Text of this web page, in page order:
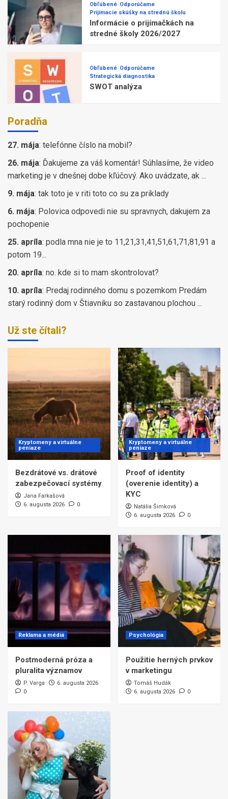
Obľúbené Odporúčame
Prijímacie skúšky na strednú školu
Informácie o prijímačkách na
stredné školy 2026/2027
Obľúbené Odporúčame
Strategická diagnostika
SWOT analýza
Poradňa
27. mája: telefónne číslo na mobil?
26. mája: Ďakujeme za váš komentár! Súhlasíme, že video
marketing je v dnešnej dobe kľúčový. Ako uvádzate, ak ...
9. mája: tak toto je v riti toto co su za priklady
6. mája: Polovica odpovedi nie su spravnych, dakujem za
pochopenie
25. apríla: podla mna nie je to 11,21,31,41,51,61,71,81,91 a
potom 19...
20. apríla: no. kde si to mam skontrolovat?
10. apríla: Predaj rodinného domu s pozemkom Predám
starý rodinný dom v Štiavniku so zastavanou plochou ...
Už ste čítali?
Kryptomeny a virtuálne
peniaze
Bezdrátové vs. drátové
zabezpečovací systémy
Jana Farkašová
6. augusta 2026
0
Kryptomeny a virtuálne
peniaze
Proof of identity
(overenie identity) a
KYC
Natália Šimková
6. augusta 2026
0
Reklama a médiá
Postmoderná próza a
pluralita významov
P. Varga
6. augusta 2026
0
Psychológia
Použitie herných prvkov
v marketingu
Tomáš Hudák
6. augusta 2026
0